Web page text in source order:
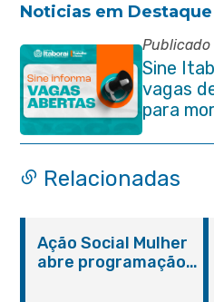
Noticias em Destaque
Sine
vagas
para
Relacionadas
Ação Social Mulher
abre programação